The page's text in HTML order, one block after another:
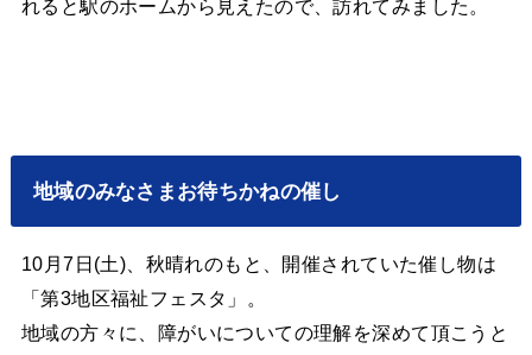
れると駅のホームから見えたので、訪れてみました。
地域のみなさまお待ちかねの催し
10月7日(土)、秋晴れのもと、開催されていた催し物は
「第3地区福祉フェスタ」。
地域の方々に、障がいについての理解を深めて頂こうと